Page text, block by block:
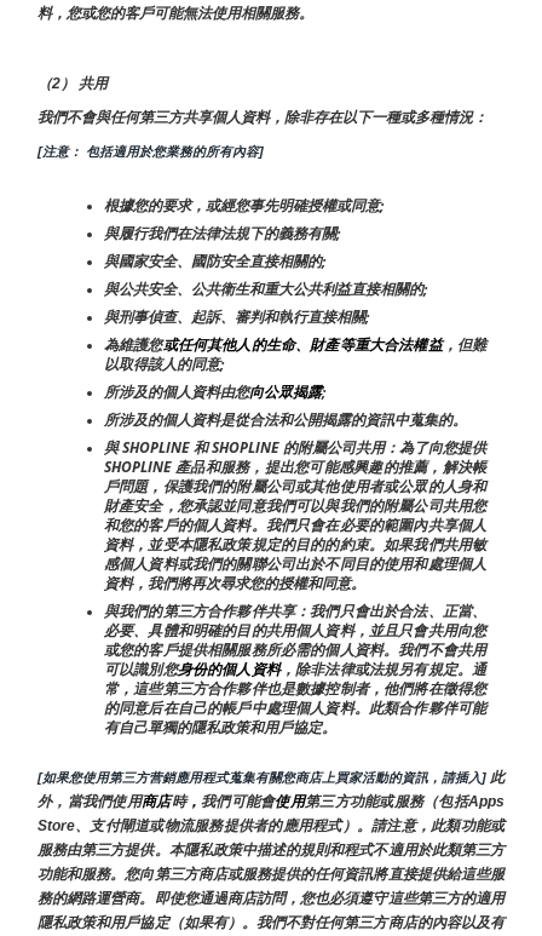
料，您或您的客戶可能無法使用相關服務。
（2） 共用
我們不會與任何第三方共享個人資料，除非存在以下一種或多種情況：
[注意： 包括適用於您業務的所有內容]
根據您的要求，或經您事先明確授權或同意;
與履行我們在法律法規下的義務有關;
與國家安全、國防安全直接相關的;
與公共安全、公共衛生和重大公共利益直接相關的;
與刑事偵查、起訴、審判和執行直接相關;
為維護您或任何其他人的生命、財產等重大合法權益，但難
以取得該人的同意;
所涉及的個人資料由您向公眾揭露;
所涉及的個人資料是從合法和公開揭露的資訊中蒐集的。
與 SHOPLINE 和 SHOPLINE 的附屬公司共用：為了向您提供
SHOPLINE 產品和服務，提出您可能感興趣的推薦，解決帳
戶問題，保護我們的附屬公司或其他使用者或公眾的人身和
財產安全，您承認並同意我們可以與我們的附屬公司共用您
和您的客戶的個人資料。我們只會在必要的範圍內共享個人
資料，並受本隱私政策規定的目的的約束。如果我們共用敏
感個人資料或我們的關聯公司出於不同目的使用和處理個人
資料，我們將再次尋求您的授權和同意。
與我們的第三方合作夥伴共享：我們只會出於合法、正當、
必要、具體和明確的目的共用個人資料，並且只會共用向您
或您的客戶提供相關服務所必需的個人資料。我們不會共用
可以識別您身份的個人資料，除非法律或法規另有規定。通
常，這些第三方合作夥伴也是數據控制者，他們將在徵得您
的同意后在自己的帳戶中處理個人資料。此類合作夥伴可能
有自己單獨的隱私政策和用戶協定。
[如果您使用第三方营銷應用程式蒐集有關您商店上買家活動的資訊，請插入] 此
外，當我們使用商店時，我們可能會使用第三方功能或服務（包括Apps
Store、支付閘道或物流服務提供者的應用程式）。請注意，此類功能或
服務由第三方提供。本隱私政策中描述的規則和程式不適用於此類第三方
功能和服務。您向第三方商店或服務提供的任何資訊將直接提供給這些服
務的網路運營商。即使您通過商店訪問，您也必須遵守這些第三方的適用
隱私政策和用戶協定（如果有）。我們不對任何第三方商店的內容以及有